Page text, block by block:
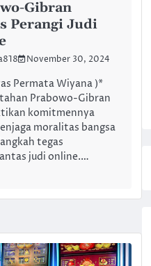
Gibran
Perangi Judi
November 30, 2024
Permata Wiyana )*
Prabowo-Gibran
komitmennya
moralitas bangsa
tegas
judi online.…